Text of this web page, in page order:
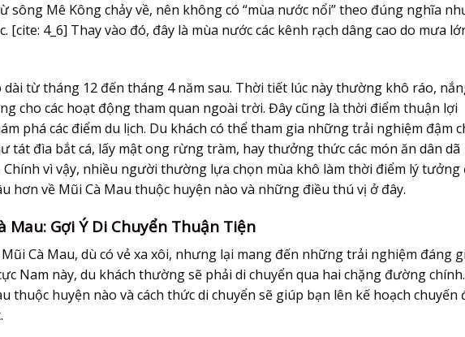
sông Mê Kông chảy về, nên không có “mùa nước nổi” theo đúng nghĩa
[cite: 4_6] Thay vào đó, đây là mùa nước các kênh rạch dâng cao do mưa
dài từ tháng 12 đến tháng 4 năm sau. Thời tiết lúc này thường khô ráo,
cho các hoạt động tham quan ngoài trời. Đây cũng là thời điểm thuận lợi
phá các điểm du lịch. Du khách có thể tham gia những trải nghiệm đậm
tát đìa bắt cá, lấy mật ong rừng tràm, hay thưởng thức các món ăn dân dã
Chính vì vậy, nhiều người thường lựa chọn mùa khô làm thời điểm lý tưởng
hơn về Mũi Cà Mau thuộc huyện nào và những điều thú vị ở đây.
Mau: Gợi Ý Di Chuyển Thuận Tiện
Cà Mau, dù có vẻ xa xôi, nhưng lại mang đến những trải nghiệm đáng
Nam này, du khách thường sẽ phải di chuyển qua hai chặng đường chính.
thuộc huyện nào và cách thức di chuyển sẽ giúp bạn lên kế hoạch chuyến